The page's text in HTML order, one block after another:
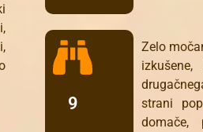
9
Zelo
strani
domače,